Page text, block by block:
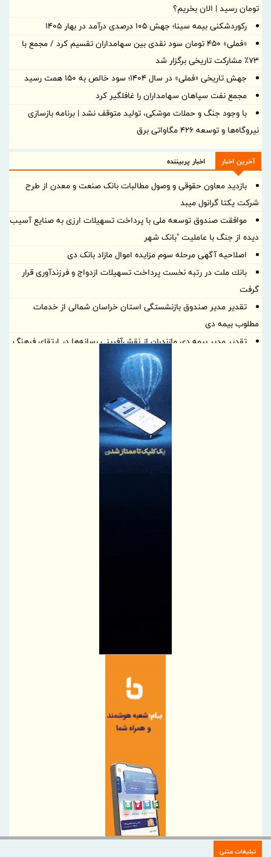
تومان رسید | الان بخریم؟
رکوردشکنی بیمه سینا؛ جهش 105 درصدی درآمد در بهار 1405
«فملی» ۴۵۰ تومان سود نقدی بین سهامداران تقسیم کرد / مجمع با
۷۳٪ مشارکت تاریخی برگزار شد
جهش تاریخی «فملی» در سال ۱۴۰۴؛ سود خالص به ۱۵۰ همت رسید
مجمع نفت سپاهان سهامداران را غافلگیر کرد
با وجود جنگ و حملات موشکی، تولید متوقف نشد | برنامه بازسازی
نیروگاه‌ها و توسعه ۴۲۶ مگاواتی برق
آخرین اخبار اخبار پربیننده
بازدید معاون حقوقی و وصول مطالبات بانک صنعت و معدن از طرح
شرکت یکتا گرانول میبد
موافقت صندوق توسعه ملی با پرداخت تسهیلات ارزی به صنایع آسیب
دیده از جنگ با عاملیت "بانک شهر
اصلاحیه آگهی مرحله سوم مزایده اموال مازاد بانک دی
بانك ملت در رتبه نخست پرداخت تسهیلات ازدواج و فرزندآوری قرار
گرفت
تقدیر مدیر صندوق بازنشستگی استان خراسان شمالی از خدمات
مطلوب بیمه دی
تقدیر مدیر بیمه دی مازندران از نقش‌آفرینی رسانه‌ها در ارتقای فرهنگ
طرح‌های تحول‌آفرین، دستاورد ارزشمند تأمین اجتماعی
تولید نخستین شفت روتور ۲۰۰ مگاواتی ژنراتور در ایران توسط مجتمع
برپایی میز خدمت بانک سینا در نماز جمعه تهران
پیام دکتر کمیل پورضیائی، مدیرعامل شرکت پتروشیمی خارک به
پیام روابط عمومی ذوب‌آهن اصفهان به مناسبت روز خبرنگار
اطلاع رسانی حرفه‌ای، شفاف و متعهدانه، رکن توسعه همه جانبه
قلم، حافظ حقیقت؛ خبرنگار، روایتگر آگاهی
پیام تبریک مدیرعامل بانک رفاه کارگران به مناسبت روز خبرنگار
گرامیداشت تلاش راویان حقیقت، در روزهای دشوار ایران
بانک ملی ایران؛ همراه آغاز زندگی‌های تازه
آیگپ و سازمان نوسازی مدارس کشور تفاهم‌نامه امضا کردند
تبلیغات متنی